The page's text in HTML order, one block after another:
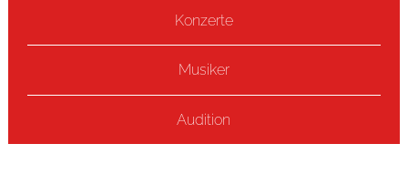
Konzerte
Musiker
Audition